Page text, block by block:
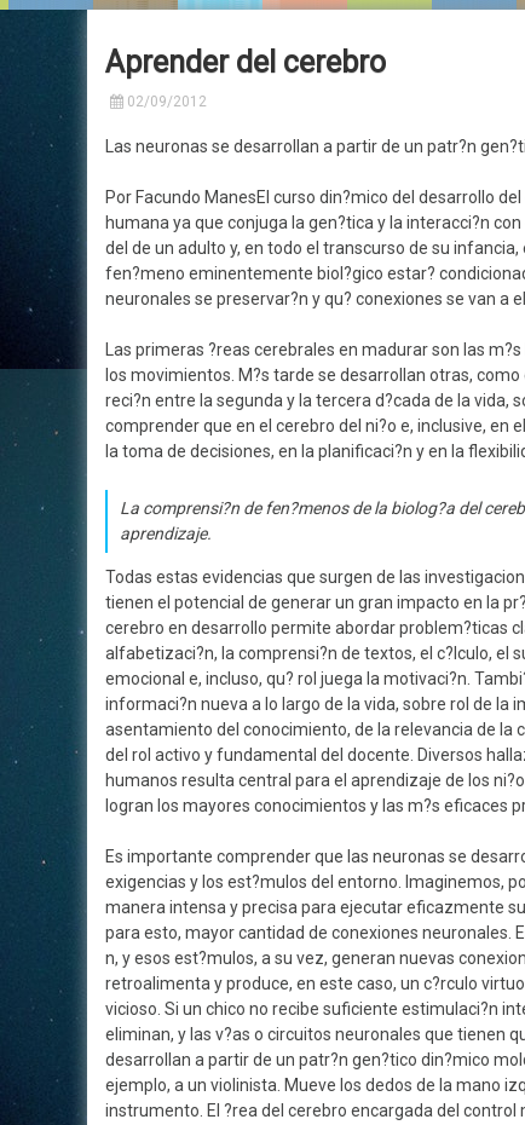
Historia
Acceso Privado
Neurofisiología
Medicina Laboral
Consultorios en Alquiler
Centros De Confianza
Aprender del cerebro
02/09/2012
Las neuronas se desarrollan a partir de un patr?n
Por Facundo ManesEl curso din?mico del desarrollo
humana ya que conjuga la gen?tica y la interacci?n
del de un adulto y, en todo el transcurso de su
fen?meno eminentemente biol?gico estar?
neuronales se preservar?n y qu? conexiones se van a
Las primeras ?reas cerebrales en madurar son las
los movimientos. M?s tarde se desarrollan otras,
reci?n entre la segunda y la tercera d?cada de la vida,
comprender que en el cerebro del ni?o e, inclusive, en
la toma de decisiones, en la planificaci?n y en la
La comprensi?n de fen?menos de la biolog?a del
aprendizaje.
Todas estas evidencias que surgen de las
tienen el potencial de generar un gran impacto en la
cerebro en desarrollo permite abordar problem?ticas
alfabetizaci?n, la comprensi?n de textos, el c?lculo, el
emocional e, incluso, qu? rol juega la motivaci?n.
informaci?n nueva a lo largo de la vida, sobre rol de la
asentamiento del conocimiento, de la relevancia de la
del rol activo y fundamental del docente. Diversos
humanos resulta central para el aprendizaje de los
logran los mayores conocimientos y las m?s eficaces
Es importante comprender que las neuronas se
exigencias y los est?mulos del entorno. Imaginemos,
manera intensa y precisa para ejecutar eficazmente
para esto, mayor cantidad de conexiones neuronales.
n, y esos est?mulos, a su vez, generan nuevas
retroalimenta y produce, en este caso, un c?rculo
vicioso. Si un chico no recibe suficiente estimulaci?n
eliminan, y las v?as o circuitos neuronales que tienen
desarrollan a partir de un patr?n gen?tico din?mico
ejemplo, a un violinista. Mueve los dedos de la mano
instrumento. El ?rea del cerebro encargada del